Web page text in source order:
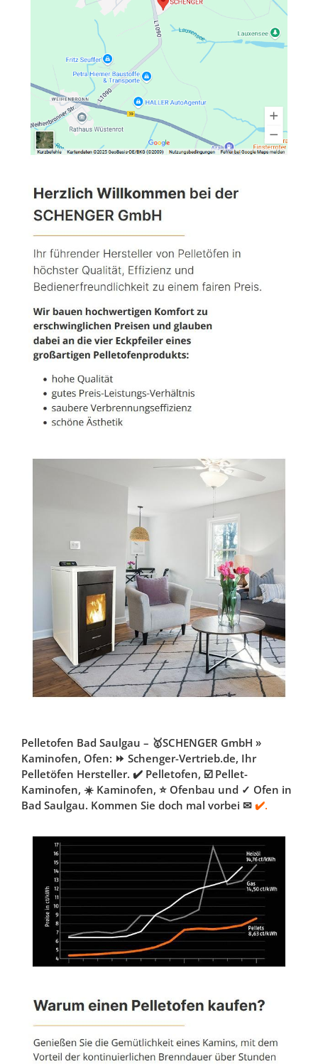
Pelletofen Bad Saulgau – 🥇SCHENGER GmbH »
Kaminofen, Ofen: ⏩ Schenger-Vertrieb.de, Ihr
Pelletöfen Hersteller. ✔️ Pelletofen, ☑️ Pellet-
Kaminofen, ☀️ Kaminofen, ⭐ Ofenbau und ✓ Ofen in
Bad Saulgau. Kommen Sie doch mal vorbei ✉ ✔️.